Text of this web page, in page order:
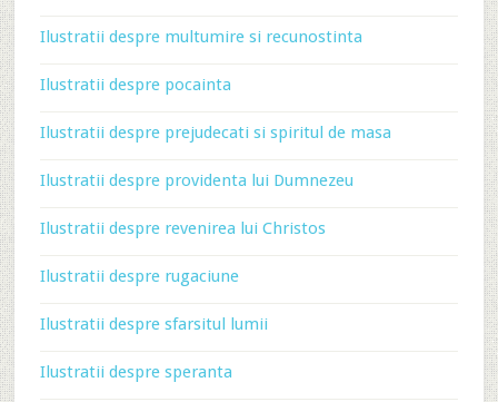
Ilustratii despre multumire si recunostinta
Ilustratii despre pocainta
Ilustratii despre prejudecati si spiritul de masa
Ilustratii despre providenta lui Dumnezeu
Ilustratii despre revenirea lui Christos
Ilustratii despre rugaciune
Ilustratii despre sfarsitul lumii
Ilustratii despre speranta